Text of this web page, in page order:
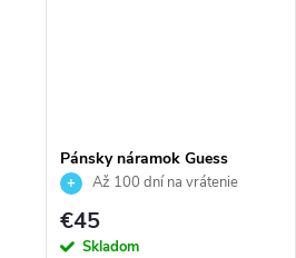
Pánsky náramok Guess
JUMB05015JWSTS
Až 100 dní na vrátenie
tovaru. Autorizovaný predajca.
€45
Skladom